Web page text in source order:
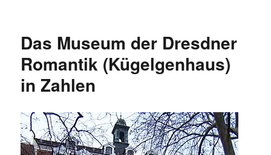
Das Museum der Dresdner
Romantik (Kügelgenhaus)
in Zahlen